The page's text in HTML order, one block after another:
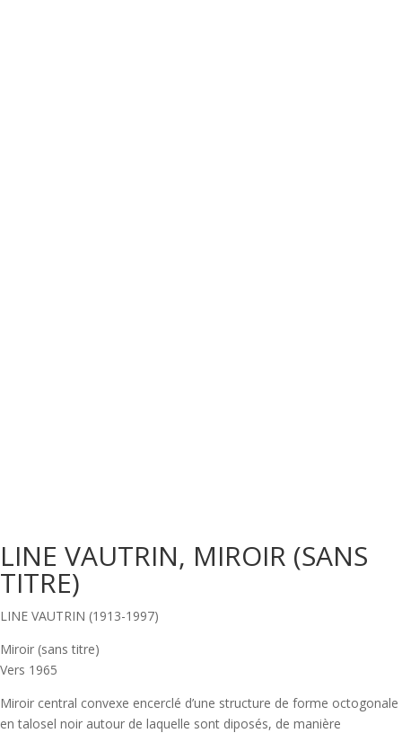
LINE VAUTRIN, MIROIR (SANS
TITRE)
LINE VAUTRIN (1913-1997)
Miroir (sans titre)
Vers 1965
Miroir central convexe encerclé d’une structure de forme octogonale
en talosel noir autour de laquelle sont diposés, de manière